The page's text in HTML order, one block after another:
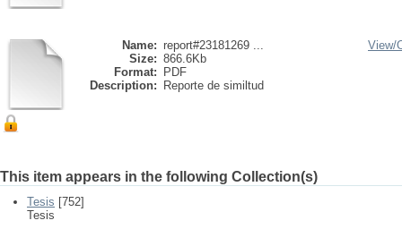
Name: report#23181269 ...
Size: 866.6Kb
Format:
PDF
Description:
Reporte de similtud
View/
This item appears in the following Collection(s)
Tesis [752]
Tesis